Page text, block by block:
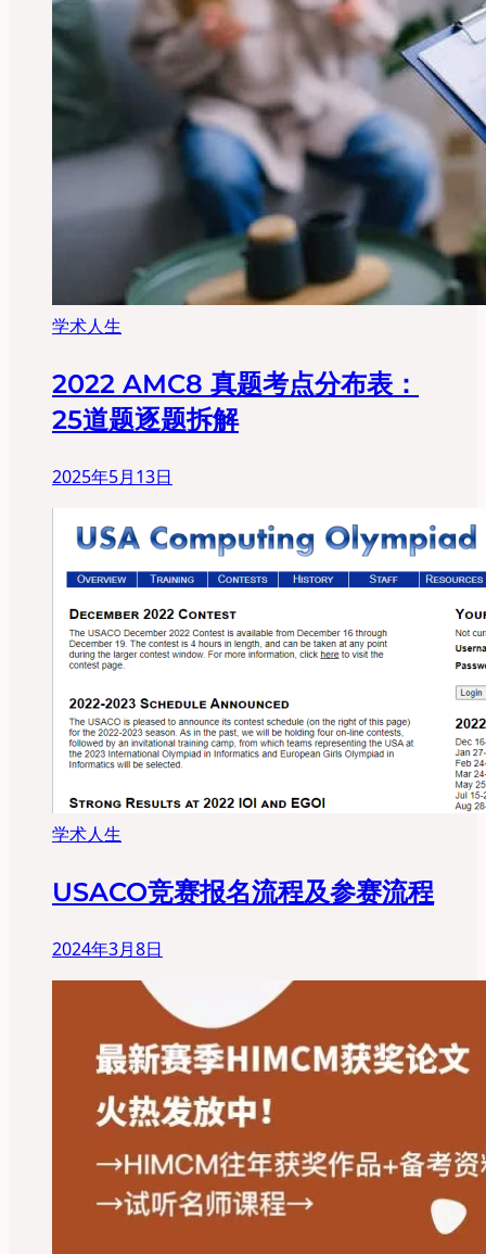
学术人生
2022 AMC8 真题考点分布表：
25道题逐题拆解
2025年5月13日
学术人生
USACO竞赛报名流程及参赛流程
2024年3月8日